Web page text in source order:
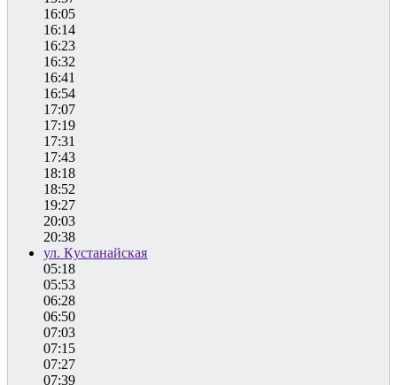
16:05
16:14
16:23
16:32
16:41
16:54
17:07
17:19
17:31
17:43
18:18
18:52
19:27
20:03
20:38
ул. Кустанайская
05:18
05:53
06:28
06:50
07:03
07:15
07:27
07:39